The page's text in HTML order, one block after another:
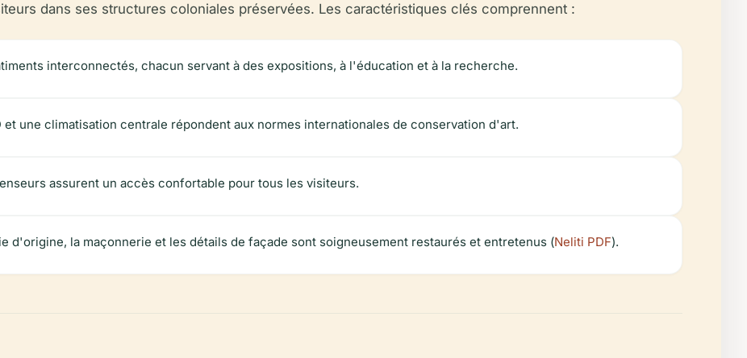
dans ses structures coloniales préservées. Les caractéristiques clés comprennent :
interconnectés, chacun servant à des expositions, à l'éducation et à la recherche.
et une climatisation centrale répondent aux normes internationales de conservation d'art.
assurent un accès confortable pour tous les visiteurs.
d'origine, la maçonnerie et les détails de façade sont soigneusement restaurés et entretenus (Neliti PDF).